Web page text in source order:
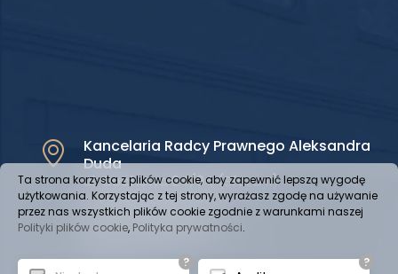
Kancelaria Radcy Prawnego Aleksandra
Duda
ul. Cechowa 24/94 (Sfera II)
43-300 Bielsko-Biała
NIP: 547-188-31-77
REGON: 243374494
Ta strona korzysta z plików cookie, aby zapewnić lepszą wygodę
użytkowania. Korzystając z tej strony, wyrażasz zgodę na używanie
przez nas wszystkich plików cookie zgodnie z warunkami naszej
Polityki plików cookie, Polityka prywatności.
?
?